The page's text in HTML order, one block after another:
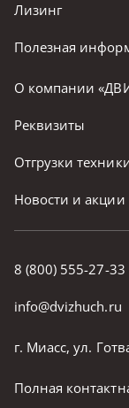
8 (800) 555-27-33
info@dvizhuch.ru
г. Миасс, ул.
Полная
Лизинг
Полезная
О компании
Реквизиты
Отгрузки
Новости и акции